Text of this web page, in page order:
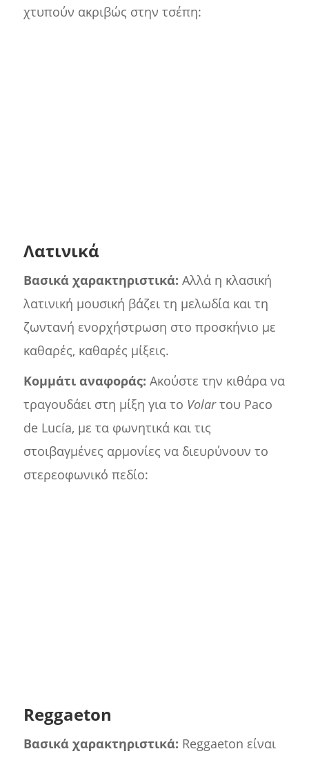
χτυπούν ακριβώς στην τσέπη:
Λατινικά
Βασικά χαρακτηριστικά: Αλλά η κλασική
λατινική μουσική βάζει τη μελωδία και τη
ζωντανή ενορχήστρωση στο προσκήνιο με
καθαρές, καθαρές μίξεις.
Κομμάτι αναφοράς: Ακούστε την κιθάρα να
τραγουδάει στη μίξη για το Volarτου Paco
de Lucía, με τα φωνητικά και τις
στοιβαγμένες αρμονίες να διευρύνουν το
στερεοφωνικό πεδίο:
Reggaeton
Βασικά χαρακτηριστικά: Reggaeton είναι